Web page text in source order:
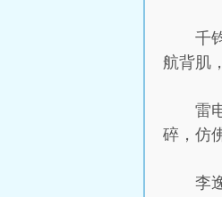
千
航背肌
雷
碎，仿
李